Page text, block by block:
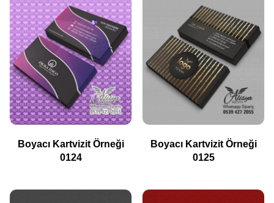
Boyacı Kartvizit Örneği
0124
Boyacı Kartvizit Örneği
0125